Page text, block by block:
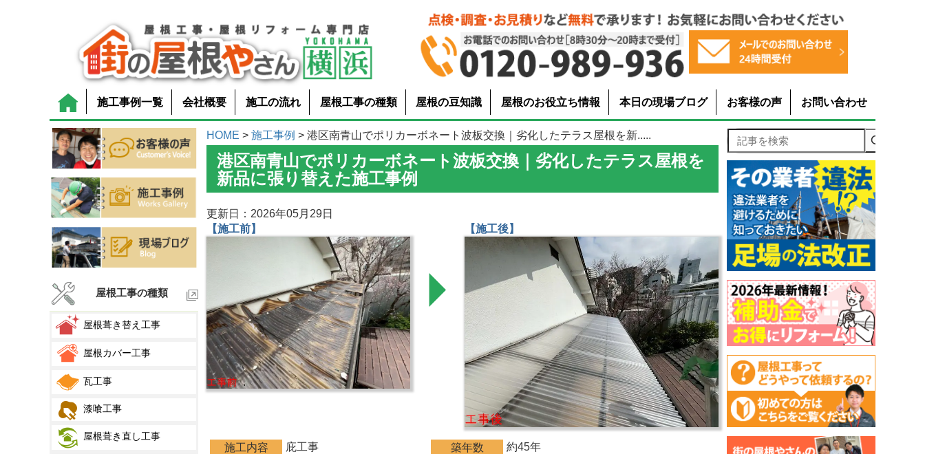
施工事例一覧 会社概要 施工の流れ 屋根工事の種類 屋根の豆知識 屋根のお役立ち情報 本日の現場ブログ お客様の声 お問い合わせ
屋根工事の種類
屋根葺き替え工事
屋根カバー工事
瓦工事
漆喰工事
屋根葺き直し工事
HOME > 施工事例 > 港区南青山でポリカーボネート波板交換｜劣化したテラス屋根を新.....
港区南青山でポリカーボネート波板交換｜劣化したテラス屋根を
新品に張り替えた施工事例
更新日：2026年05月29日
【施工前】
【施工後】
施工内容 庇工事 築年数 約45年
記事を検索